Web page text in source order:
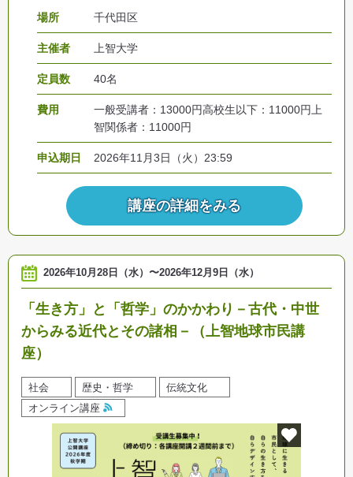
場所 千代田区
主催者 上智大学
定員数 40名
費用
一般受講者：13000円高校生以下：11000円上
智関係者：11000円
申込期日 2026年11月3日（火）23:59
講座の詳細をみる
2026年10月28日（水） 〜2026年12月9日（水）
「生き方」と「哲学」のかかわり－古代・中世
からみる近代とその諸相－（上智地球市民講
座）
社会 歴史・哲学
伝統文化
オンライン講座